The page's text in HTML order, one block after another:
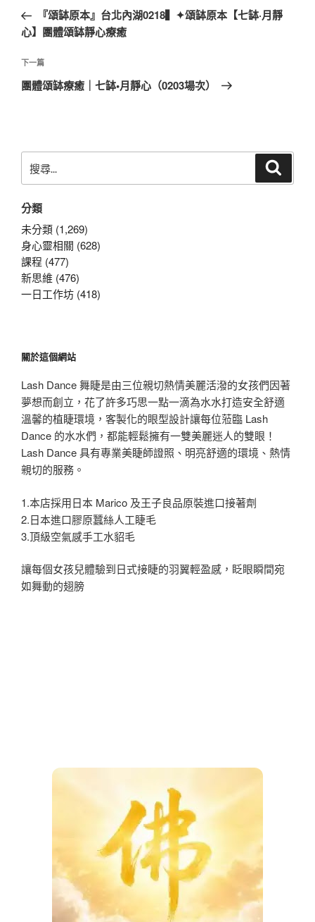
導
覽
一
篇
章
『頌缽原本』台北內湖0218▍✦頌缽原本【七缽·月靜
心】團體頌缽靜心療癒
下
一
下一篇
團體頌缽療癒｜七缽•月靜心（0203場次）
尋
鍵
字:
分類
未分類 (1,269)
身心靈相關 (628)
課程 (477)
新思維 (476)
一日工作坊 (418)
關於這個網站
Lash Dance 舞睫是由三位親切熱情美麗活潑的女孩們因著
夢想而創立，花了許多巧思一點一滴為水水打造安全舒適
溫馨的植睫環境，客製化的眼型設計讓每位蒞臨 Lash
Dance 的水水們，都能輕鬆擁有一雙美麗迷人的雙眼！
Lash Dance 具有專業美睫師證照、明亮舒適的環境、熱情
親切的服務。
1.本店採用日本 Marico 及王子良品原裝進口接著劑
2.日本進口膠原蠶絲人工睫毛
3.頂級空氣感手工水貂毛
讓每個女孩兒體驗到日式接睫的羽翼輕盈感，眨眼瞬間宛
如舞動的翅膀